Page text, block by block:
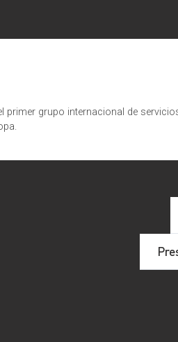
primer grupo internacional de